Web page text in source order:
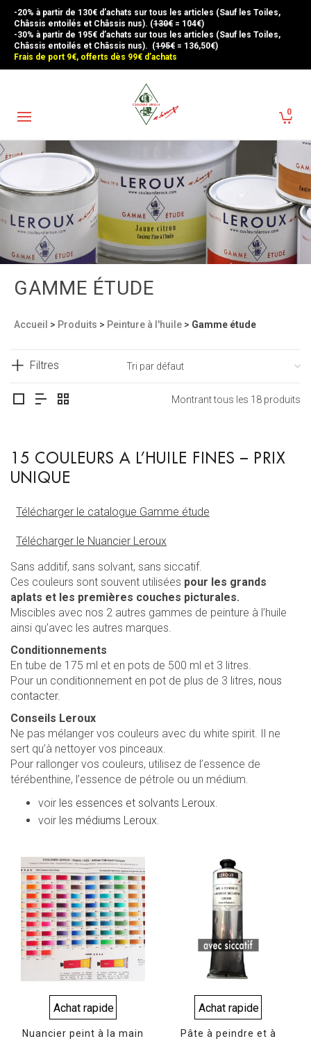
-20% à partir de 130€ d’achats sur tous les articles (Sauf les Toiles,
Châssis entoilés et Châssis nus). (130€ = 104€)
-30% à partir de 195€ d’achats sur tous les articles (Sauf les Toiles,
Châssis entoilés et Châssis nus). (195€ = 136,50€)
Frais de port 9€, offerts dès 99€ d’achats
0
GAMME ÉTUDE
Accueil > Produits > Peinture à l'huile > Gamme étude
Filtres
Montrant tous les 18 produits
15 COULEURS A L’HUILE FINES – PRIX
UNIQUE
Télécharger le catalogue Gamme étude
Télécharger le Nuancier Leroux
Sans additif, sans solvant, sans siccatif.
Ces couleurs sont souvent utilisées pour les grands
aplats et les premières couches picturales.
Miscibles avec nos 2 autres gammes de peinture à l’huile
ainsi qu’avec les autres marques.
Conditionnements
En tube de 175 ml et en pots de 500 ml et 3 litres.
Pour un conditionnement en pot de plus de 3 litres, nous
contacter.
Conseils Leroux
Ne pas mélanger vos couleurs avec du white spirit. Il ne
sert qu’à nettoyer vos pinceaux.
Pour rallonger vos couleurs, utilisez de l’essence de
térébenthine, l’essence de pétrole ou un médium.
voir les essences et solvants Leroux.
voir les médiums Leroux.
Achat rapide
Nuancier peint à la main
Achat rapide
Pâte à peindre et à